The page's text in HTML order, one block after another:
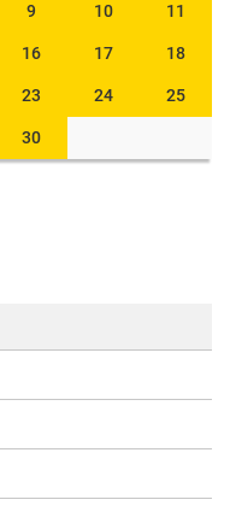
9 10 11
16 17 18
23 24 25
30